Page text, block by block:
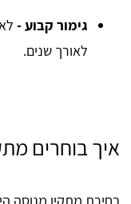
גימור קבוע -
לאורך שנים.
איך בוחרים